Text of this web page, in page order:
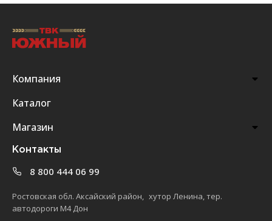
Компания
Каталог
Магазин
Контакты
8 800 444 06 99
Ростовская обл. Аксайский район, хутор Ленина, тер.
автодороги М4 Дон